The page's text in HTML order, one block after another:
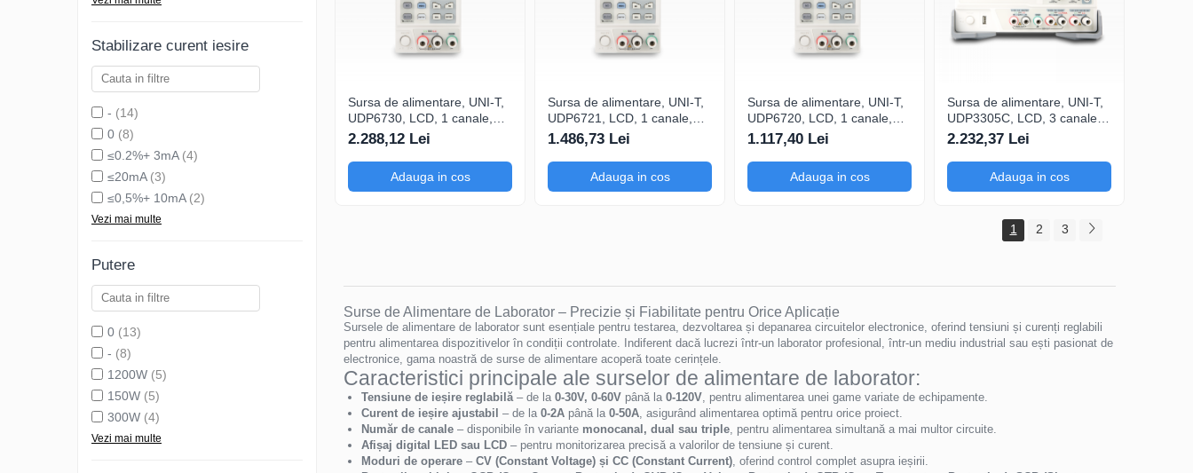
Stabilizare curent iesire
- (14)
0 (8)
≤0.2%+ 3mA (4)
≤20mA (3)
≤0,5%+ 10mA (2)
Vezi mai multe
Putere
0 (13)
- (8)
1200W (5)
150W (5)
300W (4)
Vezi mai multe
Sursa de alimentare, UNI-T,
UDP6730, LCD, 1 canale,
pentru alimentarea
modulelor Arduino,
Raspberry Pi și ESP32, Lista
si functii intarziere setabile
2.288,12 Lei
Adauga in cos
Sursa de alimentare, UNI-T,
UDP6721, LCD, 1 canale,
pentru integrarea în bănci de
testare automatizate, Lista si
functii intarziere setabile
1.486,73 Lei
Adauga in cos
Sursa de alimentare, UNI-T,
UDP6720, LCD, 1 canale,
pentru întreținerea și
verificarea surselor de
iluminat cu LED, Lista si
functii intarziere setabile
1.117,40 Lei
Adauga in cos
Sursa de alimentare, UNI-T,
UDP3305C, LCD, 3 canale,
pentru încărcarea controlată
a bateriilor și
acumulatoarelor, 3 Canale
de precizie
2.232,37 Lei
Adauga in cos
1 2 3
Surse de Alimentare de Laborator – Precizie și Fiabilitate pentru Orice Aplicație
Sursele de alimentare de laborator sunt esențiale pentru testarea, dezvoltarea și depanarea circuitelor electronice, oferind tensiuni și curenți reglabili
pentru alimentarea dispozitivelor în condiții controlate. Indiferent dacă lucrezi într-un laborator profesional, într-un mediu industrial sau ești pasionat de
electronice, gama noastră de surse de alimentare acoperă toate cerințele.
Caracteristici principale ale surselor de alimentare de laborator:
Tensiune de ieșire reglabilă– de la 0-30V, 0-60V până la 0-120V, pentru alimentarea unei game variate de echipamente.
Curent de ieșire ajustabil – de la 0-2A până la 0-50A, asigurând alimentarea optimă pentru orice proiect.
Număr de canale – disponibile în variante monocanal, dual sau triple, pentru alimentarea simultană a mai multor circuite.
Afișaj digital LED sau LCD – pentru monitorizarea precisă a valorilor de tensiune și curent.
Moduri de operare – CV (Constant Voltage) și CC (Constant Current), oferind control complet asupra ieșirii.